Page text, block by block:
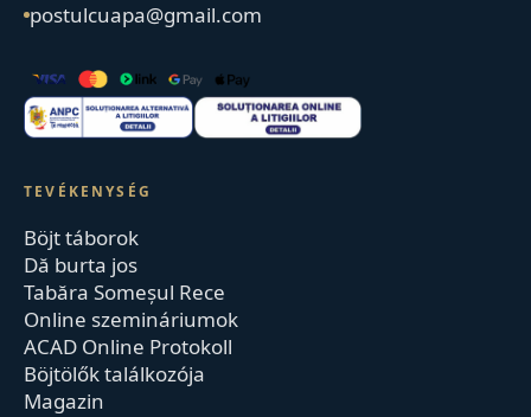
postulcuapa@gmail.com
TEVÉKENYSÉG
Böjt táborok
Dă burta jos
Tabăra Someșul Rece
Online szemináriumok
ACAD Online Protokoll
Böjtölők találkozója
Magazin